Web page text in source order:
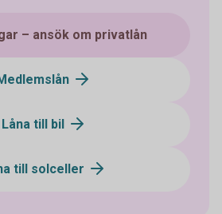
– ansök om privatlån
Låna till bil
till solceller